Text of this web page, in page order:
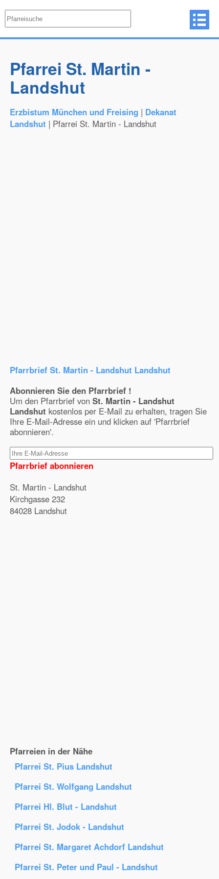
Pfarrei St. Martin -
Landshut
Erzbistum München und Freising | Dekanat
Landshut | Pfarrei St. Martin - Landshut
Pfarrbrief St. Martin - Landshut Landshut
Abonnieren Sie den Pfarrbrief !
Um den Pfarrbrief von St. Martin - Landshut
Landshut kostenlos per E-Mail zu erhalten, tragen Sie
Ihre E-Mail-Adresse ein und klicken auf 'Pfarrbrief
abonnieren'.
Pfarrbrief abonnieren
St. Martin - Landshut
Kirchgasse 232
84028 Landshut
Pfarreien in der Nähe
Pfarrei St. Pius Landshut
Pfarrei St. Wolfgang Landshut
Pfarrei Hl. Blut - Landshut
Pfarrei St. Jodok - Landshut
Pfarrei St. Margaret Achdorf Landshut
Pfarrei St. Peter und Paul - Landshut